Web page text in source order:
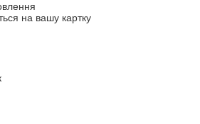
на вашу картку